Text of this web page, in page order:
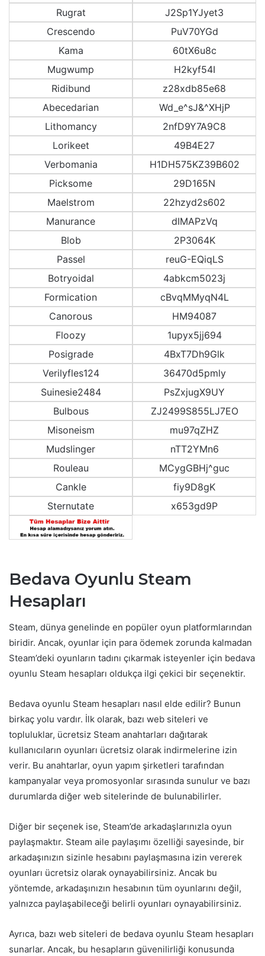
Rugrat
J2Sp1YJyet3
Crescendo
PuV70YGd
Kama
60tX6u8c
Mugwump
H2kyf54I
Ridibund
z28xdb85e68
Abecedarian
Wd_e^sJ&^XHjP
Lithomancy
2nfD9Y7A9C8
Lorikeet
49B4E27
Verbomania
H1DH575KZ39B602
Picksome
29D165N
Maelstrom
22hzyd2s602
Manurance
dIMAPzVq
Blob
2P3064K
Passel
reuG-EQiqLS
Botryoidal
4abkcm5023j
Formication
cBvqMMyqN4L
Canorous
HM94087
Floozy
1upyx5jj694
Posigrade
4BxT7Dh9Glk
Verilyfles124
36470d5pmly
Suinesie2484
PsZxjugX9UY
Bulbous
ZJ2499S855LJ7EO
Misoneism
mu97qZHZ
Mudslinger
nTT2YMn6
Rouleau
MCygGBHj^guc
Cankle
fiy9D8gK
Sternutate
x653gd9P
Bedava Oyunlu Steam
Hesapları
Steam, dünya genelinde en popüler oyun platformlarından
biridir. Ancak, oyunlar için para ödemek zorunda kalmadan
Steam’deki oyunların tadını çıkarmak isteyenler için bedava
oyunlu Steam hesapları oldukça ilgi çekici bir seçenektir.
Bedava oyunlu Steam hesapları nasıl elde edilir? Bunun
birkaç yolu vardır. İlk olarak, bazı web siteleri ve
topluluklar, ücretsiz Steam anahtarları dağıtarak
kullanıcıların oyunları ücretsiz olarak indirmelerine izin
verir. Bu anahtarlar, oyun yapım şirketleri tarafından
kampanyalar veya promosyonlar sırasında sunulur ve bazı
durumlarda diğer web sitelerinde de bulunabilirler.
Diğer bir seçenek ise, Steam’de arkadaşlarınızla oyun
paylaşmaktır. Steam aile paylaşımı özelliği sayesinde, bir
arkadaşınızın sizinle hesabını paylaşmasına izin vererek
oyunları ücretsiz olarak oynayabilirsiniz. Ancak bu
yöntemde, arkadaşınızın hesabının tüm oyunlarını değil,
yalnızca paylaşabileceği belirli oyunları oynayabilirsiniz.
Ayrıca, bazı web siteleri de bedava oyunlu Steam hesapları
sunarlar. Ancak, bu hesapların güvenilirliği konusunda